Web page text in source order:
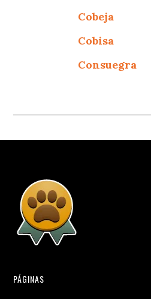
Cobeja
Cobisa
Consuegra
PÁGINAS